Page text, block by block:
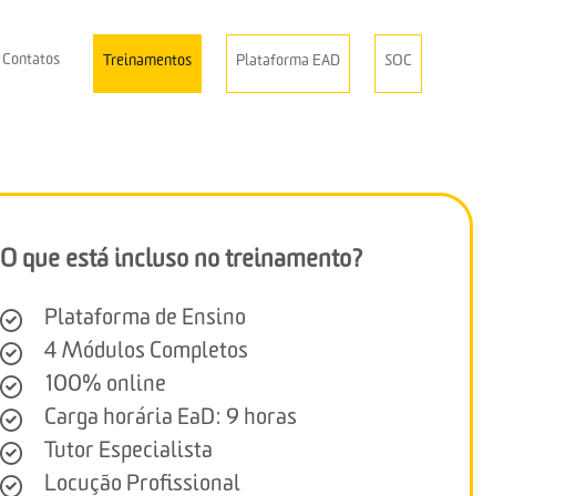
Contatos Treinamentos Plataforma EAD SOC
O que está incluso no treinamento?
Plataforma de Ensino
4 Módulos Completos
100% online
Carga horária EaD: 9 horas
Tutor Especialista
Locução Profissional